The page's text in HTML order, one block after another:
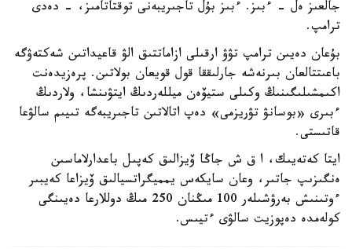
جالعىز ەل - ءبىز. ءبىز بۇل تاجىريبەنى توقتاتامىز، - دەدى
ترامپ.
بۇعان دەيىن ترامپ تۋۋ ارقىلى ازاماتتىق الۋ قاعيداتىن شەكتەۋگە
باعىتتالعان بىرنەشە جارلىققا قول قويعان بولاتىن. پرەزيدەنت
اكىمشىلىگىنىڭ وكىلى ستيۆەن ميللەردىڭ ايتۋىنشا، ولاردىڭ
ءبىرى «بوسانۋ تۋريزمى» دەپ اتالاتىن تاجىريبەگە تىيىم سالۋعا
قاتىستى.
ايتا كەتەيىك، ا ق ش جاڭا ۆيزالىق كەپىل باعدارلاماسىن
ەنگىزىپ جاتىر، وعان سايكەس يمميگراتسيالىق ۆيزاعا كەيبىر
ءوتىنىش بەرۋشىلەر 100 مىڭنان 250 مىڭ دوللارعا دەيىنگى
كولەمدە دەپوزيت سالۋى ءتيىس.